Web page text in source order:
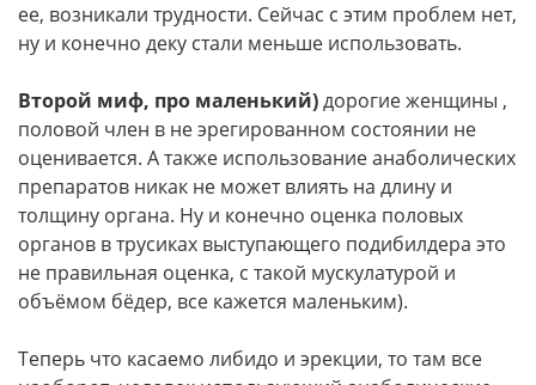
ее, возникали трудности. Сейчас с этим проблем нет,
ну и конечно деку стали меньше использовать.
Второй миф, про маленький)дорогие женщины ,
половой член в не эрегированном состоянии не
оценивается. А также использование анаболических
препаратов никак не может влиять на длину и
толщину органа. Ну и конечно оценка половых
органов в трусиках выступающего подибилдера это
не правильная оценка, с такой мускулатурой и
объёмом бёдер, все кажется маленьким).
Теперь что касаемо либидо и эрекции, то там все